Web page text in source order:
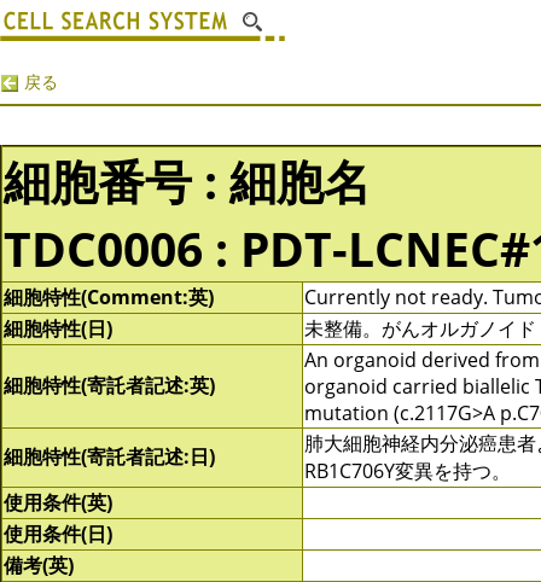
戻る
細胞番号 : 細胞名
TDC0006 : PDT-
細胞特性(Comment:英)
Currently not ready.
細胞特性(日)
未整備。がんオルガノイ
細胞特性(寄託者記述:英)
An organoid derived
organoid carried biallelic
mutation (c.2117G>A
細胞特性(寄託者記述:日)
肺大細胞神経内分泌癌患
RB1C706Y変異を持つ。
使用条件(英)
使用条件(日)
備考(英)